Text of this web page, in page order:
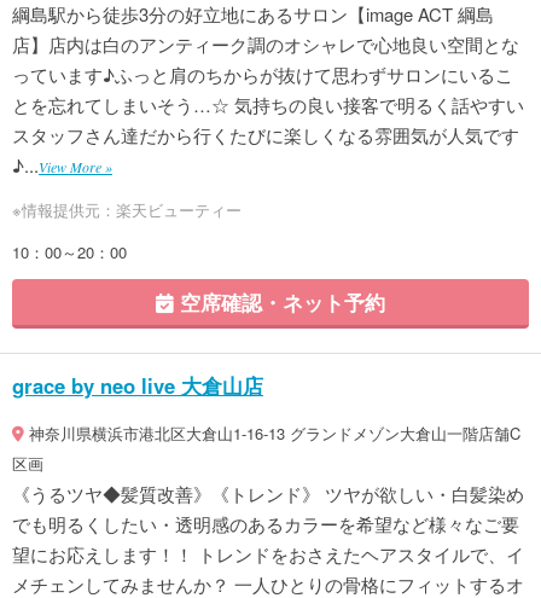
綱島駅から徒歩3分の好立地にあるサロン【image ACT 綱島
店】店内は白のアンティーク調のオシャレで心地良い空間とな
っています♪ふっと肩のちからが抜けて思わずサロンにいるこ
とを忘れてしまいそう…☆ 気持ちの良い接客で明るく話やすい
スタッフさん達だから行くたびに楽しくなる雰囲気が人気です
♪...View More »
※情報提供元：楽天ビューティー
10：00～20：00
空席確認・ネット予約
grace by neo live 大倉山店
神奈川県横浜市港北区大倉山1-16-13 グランドメゾン大倉山一階店舗C
区画
《うるツヤ◆髪質改善》《トレンド》 ツヤが欲しい・白髪染め
でも明るくしたい・透明感のあるカラーを希望など様々なご要
望にお応えします！！ トレンドをおさえたヘアスタイルで、イ
メチェンしてみませんか？ 一人ひとりの骨格にフィットするオ